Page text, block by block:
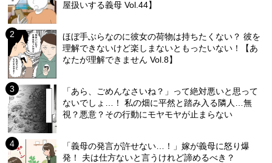
屋扱いする義母 Vol.44】
ほぼ手ぶらなのに彼女の荷物は持ちたくない？ 彼を
理解できないけど楽しまないともったいない！【あ
なたが理解できません Vol.8】
「あら、ごめんなさいね？」って絶対悪いと思って
ないでしょ…！ 私の畑に平然と踏み入る隣人…無
視？悪意？その行動にモヤモヤが止まらない
「義母の発言が許せない…！」嫁が義母に怒り爆
発！ 夫は仕方ないと言うけれど諦めるべき？